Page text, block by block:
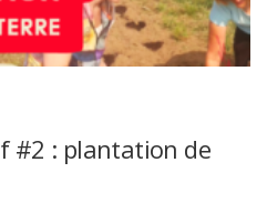
#2 : plantation de